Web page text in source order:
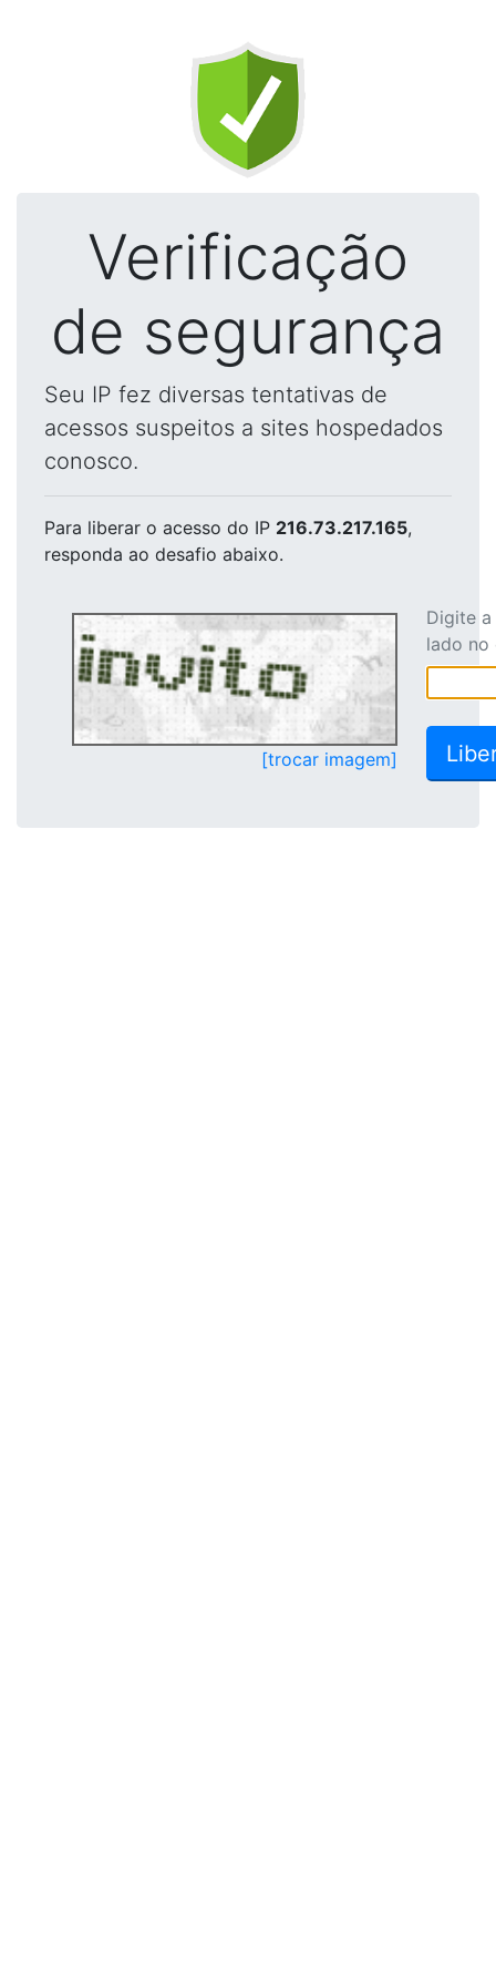
Verificação
de segurança
Seu IP fez diversas tentativas de
acessos suspeitos a sites hospedados
conosco.
Para liberar o acesso do IP 216.73.217.165,
responda ao desafio abaixo.
[trocar imagem]
Digite
lado no